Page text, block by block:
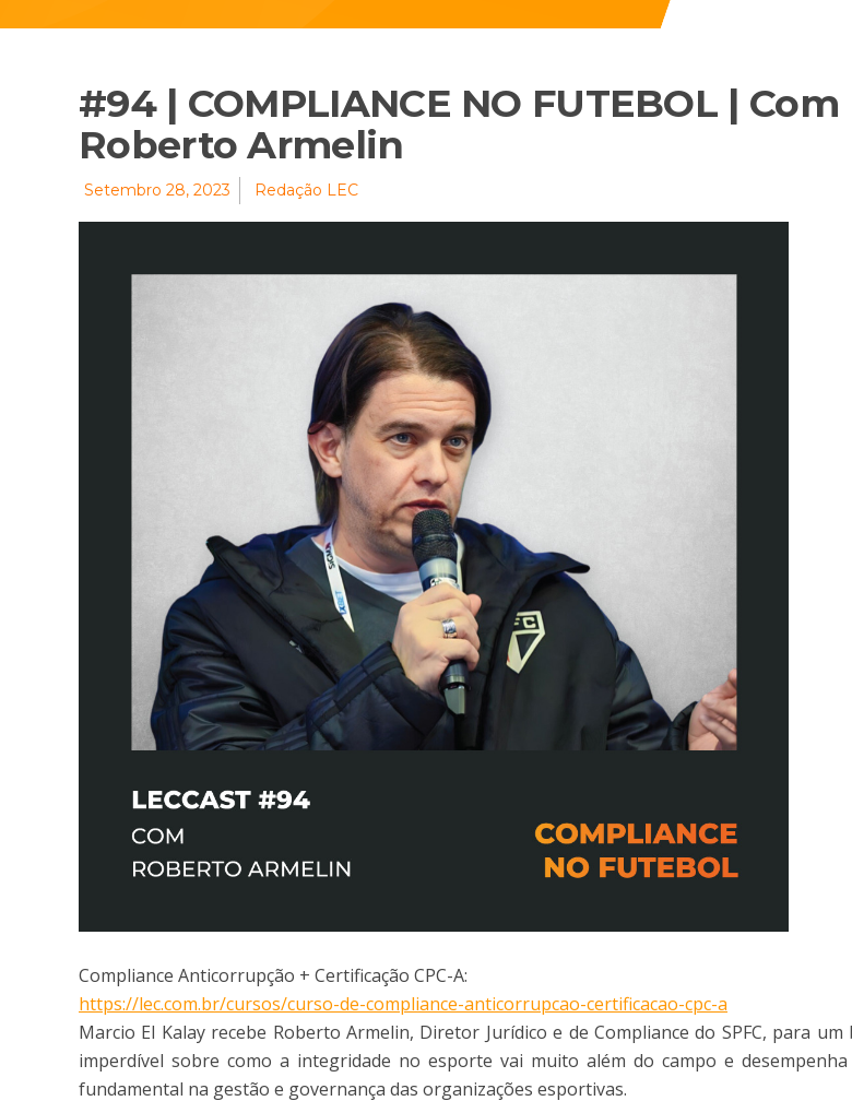
#94 | COMPLIANCE NO FUTEBOL | Com
Roberto Armelin
Setembro 28, 2023 Redação LEC
Compliance Anticorrupção + Certificação CPC-A:
https://lec.com.br/cursos/curso-de-compliance-anticorrupcao-certificacao-cpc-a
Marcio El Kalay recebe Roberto Armelin, Diretor Jurídico e de Compliance do SPFC, para um
imperdível sobre como a integridade no esporte vai muito além do campo e
fundamental na gestão e governança das organizações esportivas.